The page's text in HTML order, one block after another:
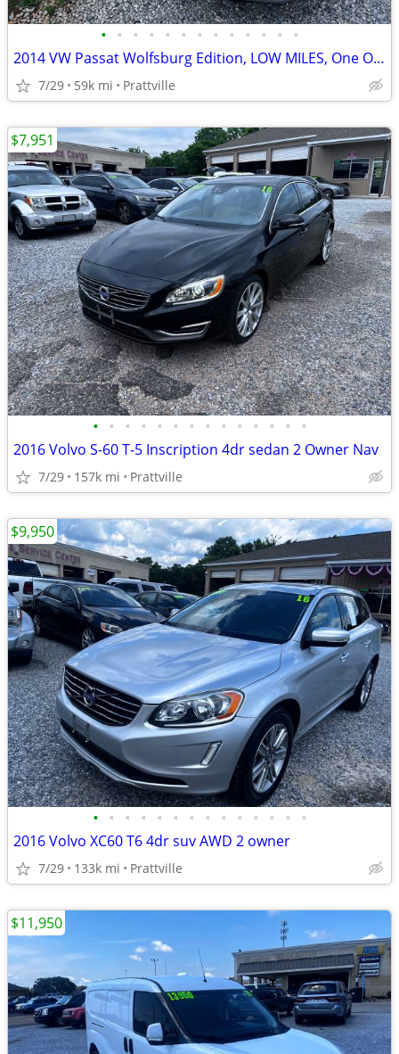
• • • • • • • • • • • • •
2014 VW Passat Wolfsburg Edition, LOW MILES, One Owner
7/29 59k mi Prattville
• • • • • • • • • • • • • •
2016 Volvo S-60 T-5 Inscription 4dr sedan 2 Owner Nav
7/29 157k mi Prattville
$7,951
• • • • • • • • • • • • • •
2016 Volvo XC60 T6 4dr suv AWD 2 owner
7/29 133k mi Prattville
$9,950
$11,950